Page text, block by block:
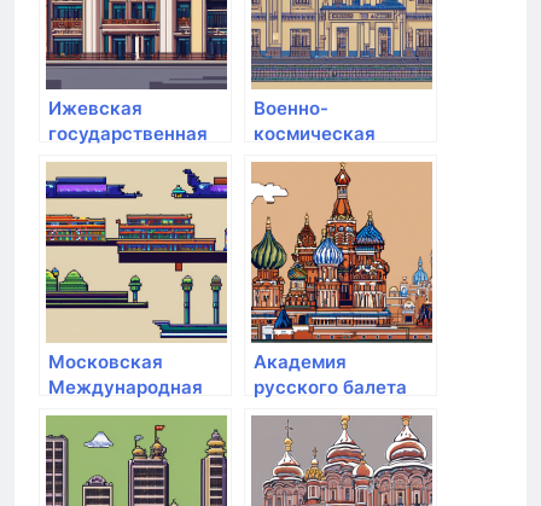
Ижевская
государственная
медицинская
академия
Военно-
космическая
академия им. А.Ф.
Можайского
Московская
Международная
Академия
Академия
русского балета
им. А.Я. Вагановой